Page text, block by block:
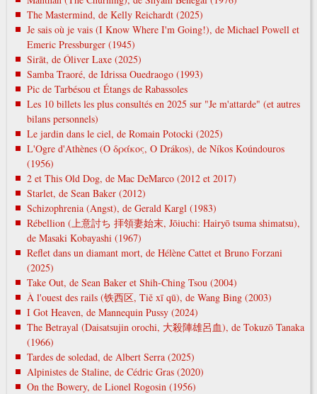
The Mastermind, de Kelly Reichardt (2025)
Je sais où je vais (I Know Where I'm Going!), de Michael Powell et
Emeric Pressburger (1945)
Sirāt, de Óliver Laxe (2025)
Samba Traoré, de Idrissa Ouedraogo (1993)
Pic de Tarbésou et Étangs de Rabassoles
Les 10 billets les plus consultés en 2025 sur "Je m'attarde" (et autres
bilans personnels)
Le jardin dans le ciel, de Romain Potocki (2025)
L'Ogre d'Athènes (Ο δράκος, O Drákos), de Níkos Koúndouros
(1956)
2 et This Old Dog, de Mac DeMarco (2012 et 2017)
Starlet, de Sean Baker (2012)
Schizophrenia (Angst), de Gerald Kargl (1983)
Rébellion (上意討ち 拝領妻始末, Jōiuchi: Hairyō tsuma shimatsu),
de Masaki Kobayashi (1967)
Reflet dans un diamant mort, de Hélène Cattet et Bruno Forzani
(2025)
Take Out, de Sean Baker et Shih-Ching Tsou (2004)
À l'ouest des rails (铁西区, Tiě xī qū), de Wang Bing (2003)
I Got Heaven, de Mannequin Pussy (2024)
The Betrayal (Daisatsujin orochi, 大殺陣雄呂血), de Tokuzō Tanaka
(1966)
Tardes de soledad, de Albert Serra (2025)
Alpinistes de Staline, de Cédric Gras (2020)
On the Bowery, de Lionel Rogosin (1956)